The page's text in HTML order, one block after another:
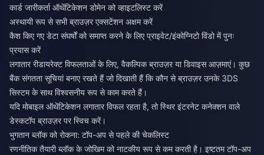
कार्ड जारीकर्ता ऑथेंटिकेशन डोमेन को व्हाइटलिस्ट करें
अस्थायी रूप से सभी ब्राउज़र एक्सटेंशन अक्षम करें
कैश किए गए डेटा संघर्षों को समाप्त करने के लिए प्राइवेट/इंकोग्निटो विंडो में पुनः
प्रयास करें
लगातार रीडायरेक्ट विफलताओं के लिए, वैकल्पिक ब्राउज़र या डिवाइस आज़माएं। कुछ
बैंक संगतता सूचियां बनाए रखते हैं जो दिखाती हैं कि कौन से ब्राउज़र उनके 3DS
सिस्टम के साथ विश्वसनीय रूप से काम करते हैं।
यदि मोबाइल ऑथेंटिकेशन लगातार विफल रहता है, तो स्थिर इंटरनेट कनेक्शन वाले
डेस्कटॉप ब्राउज़र पर स्विच करें।
भुगतान ब्लॉक को रोकना: टॉप-अप से पहले की चेकलिस्ट
रणनीतिक तैयारी ब्लॉक के जोखिम को नाटकीय रूप से कम करती है। इष्टतम टॉप-अप